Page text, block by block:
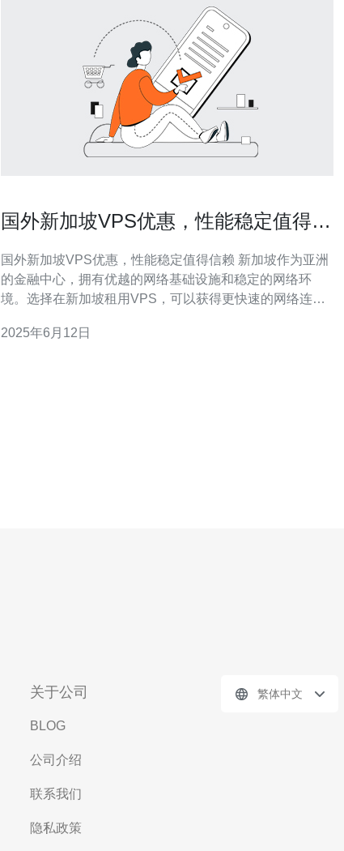
国外新加坡VPS优惠，性能稳定值得信
国外新加坡VPS优惠，性能稳定值得信赖 新加坡作为亚洲
的金融中心，拥有优越的网络基础设施和稳定的网络环
境。选择在新加坡租用VPS，可以获得更快速的网络连接
严格的优化和监控，确保性能稳定且值得信赖。无论是网
2025年6月12日
关于公司
BLOG
公司介绍
联系我们
隐私政策
繁体中文